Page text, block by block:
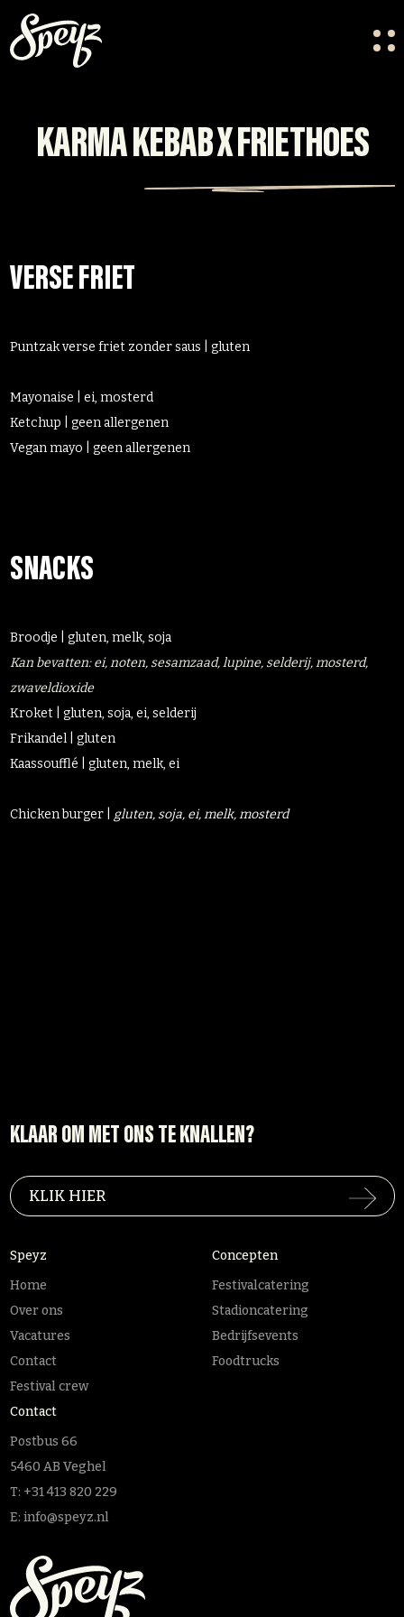
KARMA KEBAB X FRIETHOES
VERSE FRIET
Puntzak verse friet zonder saus | gluten
Mayonaise | ei, mosterd
Ketchup | geen allergenen
Vegan mayo | geen allergenen
SNACKS
Broodje | gluten, melk, soja
Kan bevatten: ei, noten, sesamzaad, lupine, selderij, mosterd,
zwaveldioxide
Kroket | gluten, soja, ei, selderij
Frikandel | gluten
Kaassoufflé | gluten, melk, ei
Chicken burger | gluten, soja, ei, melk, mosterd
HOME
OVER ONS
VACATURES
CONTACT
KLAAR OM MET ONS TE KNALLEN?
KLIK HIER
Speyz
Home
Over ons
Vacatures
Contact
Festival crew
Concepten
Festivalcatering
Stadioncatering
Bedrijfsevents
Foodtrucks
Contact
Postbus 66
5460 AB Veghel
T: +31 413 820 229
E: info@speyz.nl